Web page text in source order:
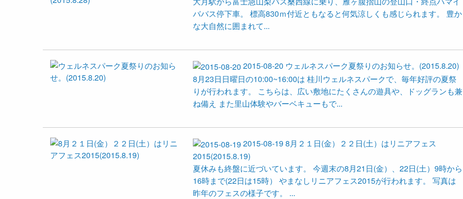
ババス停下車。 標高830ｍ付近ともなると何気涼しくも感じられます。 豊か
な大自然に囲まれて...
2015-08-20 ウェルネスパーク夏祭りのお知らせ。(2015.8.20)
8月23日日曜日の10:00~16:00は 桂川ウェルネスパークで、毎年好評の夏祭
りが行われます。 こちらは、広い敷地にたくさんの遊具や、ドッグランも兼
ね備え また里山体験やバーベキューもで...
2015-08-19 8月２１日(金）２２日(土）はリニアフェス
2015(2015.8.19)
夏休みも終盤に近づいています。 今週末の8月21日(金）、22日(土）9時から
16時まで(22日は15時） やまなしリニアフェス2015が行われます。 写真は
昨年のフェスの様子です。 ...